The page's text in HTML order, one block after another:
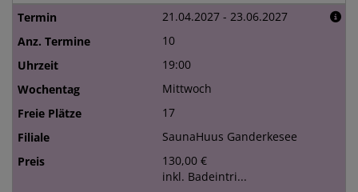
21.04.2027 - 23.06.2027
10
19:00
Mittwoch
17
SaunaHuus Ganderkesee
130,00 €
inkl. Badeintri...